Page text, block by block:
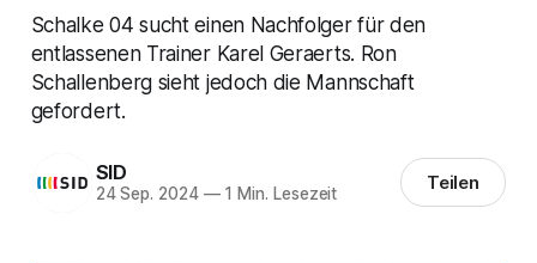
Schalke 04 sucht einen Nachfolger für den
entlassenen Trainer Karel Geraerts. Ron
Schallenberg sieht jedoch die Mannschaft
gefordert.
SID
24 Sep. 2024 —1 Min. Lesezeit Teilen